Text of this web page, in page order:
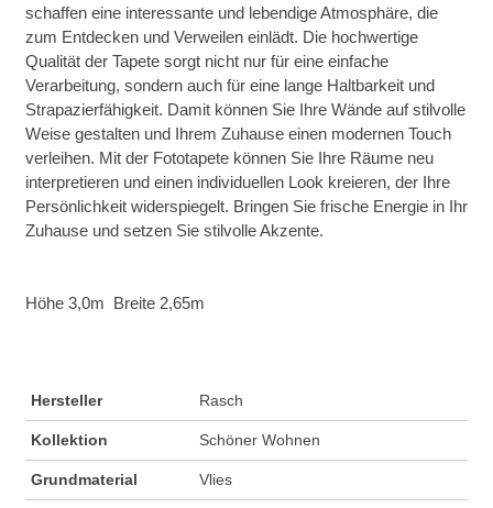
schaffen eine interessante und lebendige Atmosphäre, die
zum Entdecken und Verweilen einlädt. Die hochwertige
Qualität der Tapete sorgt nicht nur für eine einfache
Verarbeitung, sondern auch für eine lange Haltbarkeit und
Strapazierfähigkeit. Damit können Sie Ihre Wände auf stilvolle
Weise gestalten und Ihrem Zuhause einen modernen Touch
verleihen. Mit der Fototapete können Sie Ihre Räume neu
interpretieren und einen individuellen Look kreieren, der Ihre
Persönlichkeit widerspiegelt. Bringen Sie frische Energie in Ihr
Zuhause und setzen Sie stilvolle Akzente.
Höhe 3,0m Breite 2,65m
Hersteller Rasch
Kollektion Schöner Wohnen
Grundmaterial Vlies